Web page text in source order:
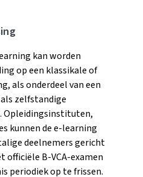
kan worden
op een klassikale of
als onderdeel van een
zelfstandige
Opleidingsinstituten,
kunnen de e-learning
deelnemers gericht
officiële B-VCA-examen
periodiek op te frissen.